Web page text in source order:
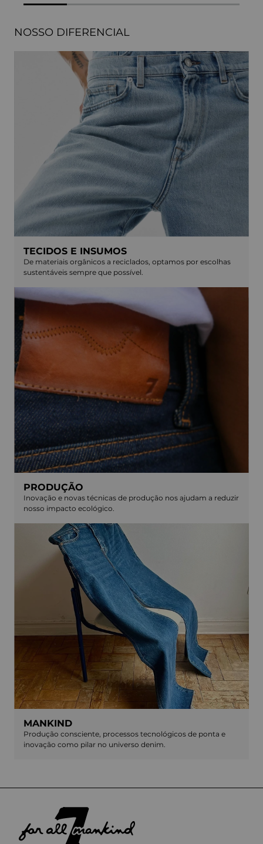
NOSSO DIFERENCIAL
TECIDOS E INSUMOS
De materiais orgânicos a reciclados, optamos por escolhas
sustentáveis sempre que possível.
PRODUÇÃO
Inovação e novas técnicas de produção nos ajudam a reduzir
nosso impacto ecológico.
MANKIND
Produção consciente, processos tecnológicos de ponta e
inovação como pilar no universo denim.